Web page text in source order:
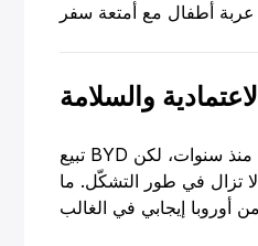
الاعتمادية والسلامة
منذ سنوات، لكن
لا تزال في طور التشكّل. ما